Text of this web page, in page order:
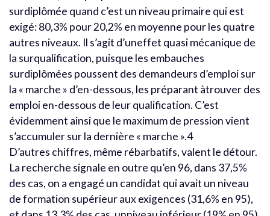
surdiplômée quand c’est un niveau primaire qui est
exigé: 80,3% pour 20,2% en moyenne pour les quatre
autres niveaux. Il s’agit d’uneffet quasi mécanique de
la surqualification, puisque les embauches
surdiplômées poussent des demandeurs d’emploi sur
la « marche » d’en-dessous, les préparant àtrouver des
emploi en-dessous de leur qualification. C’est
évidemment ainsi que le maximum de pression vient
s’accumuler sur la dernière « marche ».4
D’autres chiffres, même rébarbatifs, valent le détour.
La recherche signale en outre qu’en 96, dans 37,5%
des cas, on a engagé un candidat qui avait un niveau
de formation supérieur aux exigences (31,6% en 95),